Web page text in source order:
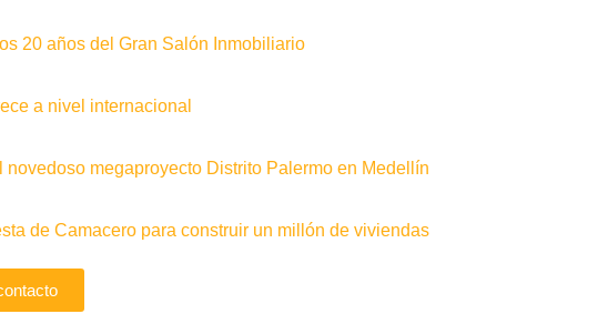
20 años del Gran Salón Inmobiliario
a nivel internacional
novedoso megaproyecto Distrito Palermo en Medellín
de Camacero para construir un millón de viviendas